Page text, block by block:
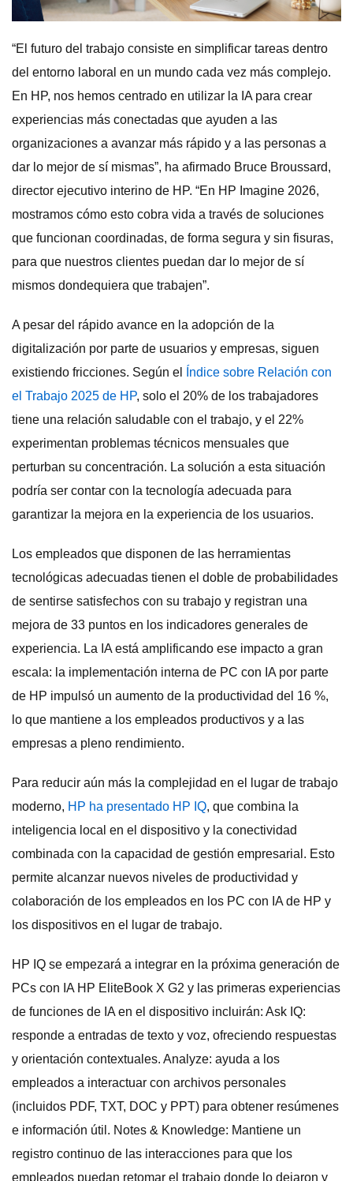
“El futuro del trabajo consiste en simplificar tareas dentro
del entorno laboral en un mundo cada vez más complejo.
En HP, nos hemos centrado en utilizar la IA para crear
experiencias más conectadas que ayuden a las
organizaciones a avanzar más rápido y a las personas a
dar lo mejor de sí mismas”, ha afirmado Bruce Broussard,
director ejecutivo interino de HP. “En HP Imagine 2026,
mostramos cómo esto cobra vida a través de soluciones
que funcionan coordinadas, de forma segura y sin fisuras,
para que nuestros clientes puedan dar lo mejor de sí
mismos dondequiera que trabajen”.
A pesar del rápido avance en la adopción de la
digitalización por parte de usuarios y empresas, siguen
existiendo fricciones. Según el
Índice sobre Relación con
el Trabajo 2025 de HP, solo el 20% de los trabajadores
tiene una relación saludable con el trabajo, y el 22%
experimentan problemas técnicos mensuales que
perturban su concentración. La solución a esta situación
podría ser contar con la tecnología adecuada para
garantizar la mejora en la experiencia de los usuarios.
Los empleados que disponen de las herramientas
tecnológicas adecuadas tienen el doble de probabilidades
de sentirse satisfechos con su trabajo y registran una
mejora de 33 puntos en los indicadores generales de
experiencia. La IA está amplificando ese impacto a gran
escala: la implementación interna de PC con IA por parte
de HP impulsó un aumento de la productividad del 16 %,
lo que mantiene a los empleados productivos y a las
empresas a pleno rendimiento.
Para reducir aún más la complejidad en el lugar de trabajo
moderno, HP ha presentado HP IQ, que combina la
inteligencia local en el dispositivo y la conectividad
combinada con la capacidad de gestión empresarial. Esto
permite alcanzar nuevos niveles de productividad y
colaboración de los empleados en los PC con IA de HP y
los dispositivos en el lugar de trabajo.
HP IQ se empezará a integrar en la próxima generación de
PCs con IA HP EliteBook X G2 y las primeras experiencias
de funciones de IA en el dispositivo incluirán: Ask IQ:
responde a entradas de texto y voz, ofreciendo respuestas
y orientación contextuales. Analyze: ayuda a los
empleados a interactuar con archivos personales
(incluidos PDF, TXT, DOC y PPT) para obtener resúmenes
e información útil. Notes & Knowledge: Mantiene un
registro continuo de las interacciones para que los
empleados puedan retomar el trabajo donde lo dejaron y